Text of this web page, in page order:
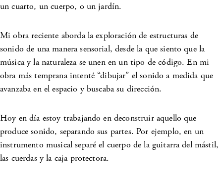
un cuarto, un cuerpo, o un jardín.
Mi obra reciente aborda la exploración de estructuras de
sonido de una manera sensorial, desde la que siento que la
música y la naturaleza se unen en un tipo de código. En mi
obra más temprana intenté “dibujar” el sonido a medida que
avanzaba en el espacio y buscaba su dirección.
Hoy en día estoy trabajando en deconstruir aquello que
produce sonido, separando sus partes. Por ejemplo, en un
instrumento musical separé el cuerpo de la guitarra del mástil,
las cuerdas y la caja protectora.